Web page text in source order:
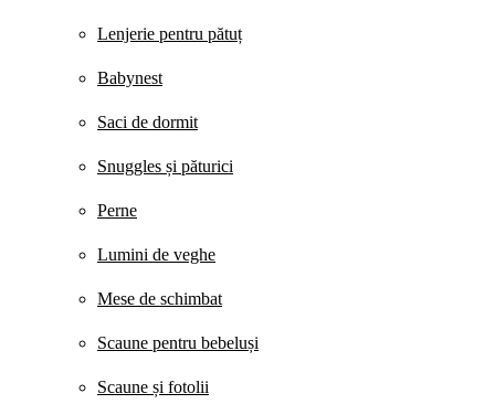
Lenjerie pentru pătuț
Babynest
Saci de dormit
Snuggles și păturici
Perne
Lumini de veghe
Mese de schimbat
Scaune pentru bebeluși
Scaune și fotolii